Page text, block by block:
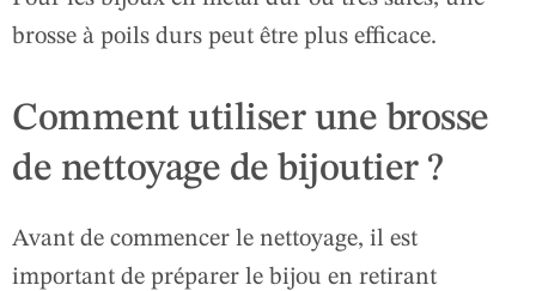
brosse à poils durs peut être plus efficace.
Comment utiliser une brosse
de nettoyage de bijoutier ?
Avant de commencer le nettoyage, il est
important de préparer le bijou en retirant